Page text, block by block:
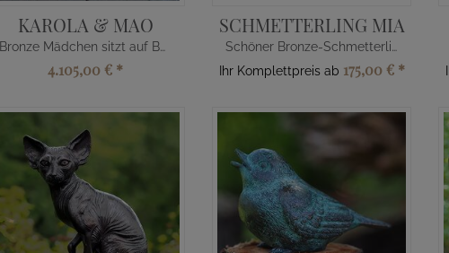
KAROLA & MAO
Bronze Mädchen sitzt auf Bank
4.105,00 € *
SCHMETTERLING MIA
Schöner Bronze-Schmetterling
Ihr Komplettpreis ab 175,00 € *